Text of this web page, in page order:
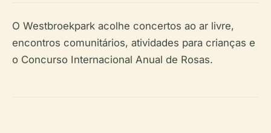
O Westbroekpark acolhe concertos ao ar livre,
encontros comunitários, atividades para crianças e
o Concurso Internacional Anual de Rosas.